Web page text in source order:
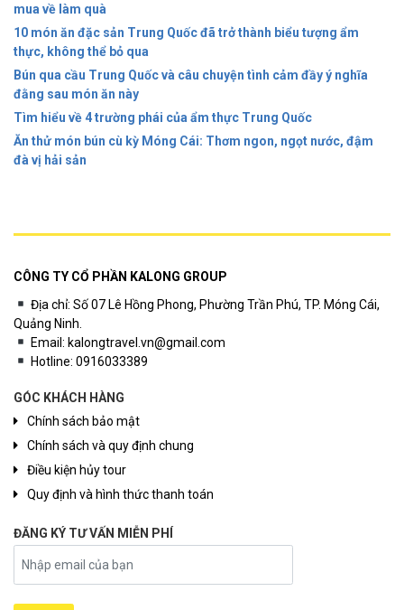
mua về làm quà
10 món ăn đặc sản Trung Quốc đã trở thành biểu tượng ẩm
thực, không thể bỏ qua
Bún qua cầu Trung Quốc và câu chuyện tình cảm đầy ý nghĩa
đằng sau món ăn này
Tìm hiểu về 4 trường phái của ẩm thực Trung Quốc
Ăn thử món bún cù kỳ Móng Cái: Thơm ngon, ngọt nước, đậm
đà vị hải sản
CÔNG TY CỔ PHẦN KALONG GROUP
Địa chỉ: Số 07 Lê Hồng Phong, Phường Trần Phú, TP. Móng Cái,
Quảng Ninh.
Email: kalongtravel.vn@gmail.com
Hotline: 0916033389
GÓC KHÁCH HÀNG
Chính sách bảo mật
Chính sách và quy định chung
Điều kiện hủy tour
Quy định và hình thức thanh toán
ĐĂNG KÝ TƯ VẤN MIỄN PHÍ